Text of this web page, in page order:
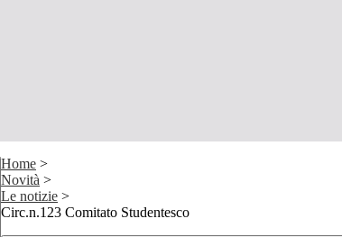
Home >
Novità >
Le notizie >
Circ.n.123 Comitato Studentesco